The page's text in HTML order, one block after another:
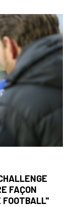
FAÇON